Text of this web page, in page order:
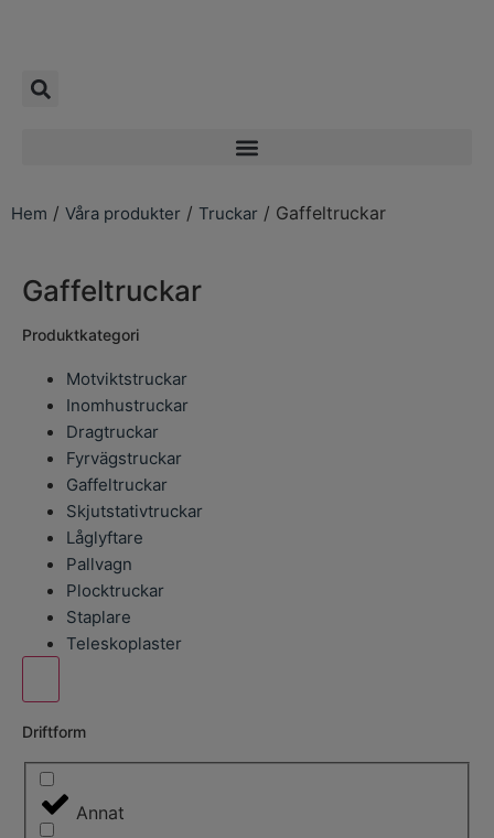
Hem / Våra produkter / Truckar / Gaffeltruckar
Gaffeltruckar
Produktkategori
Motviktstruckar
Inomhustruckar
Dragtruckar
Fyrvägstruckar
Gaffeltruckar
Skjutstativtruckar
Låglyftare
Pallvagn
Plocktruckar
Staplare
Teleskoplaster
Driftform
Annat